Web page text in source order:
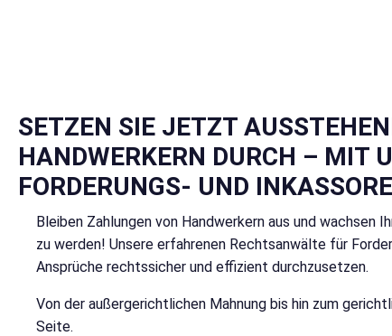
SETZEN SIE JETZT
HANDWERKERN DURCH – MIT
FORDERUNGS- UND
Bleiben Zahlungen von Handwerkern aus und
zu werden! Unsere erfahrenen Rechtsanwälte für
Ansprüche rechtssicher und effizient durchzusetzen.
Von der außergerichtlichen Mahnung bis hin zum
Seite.